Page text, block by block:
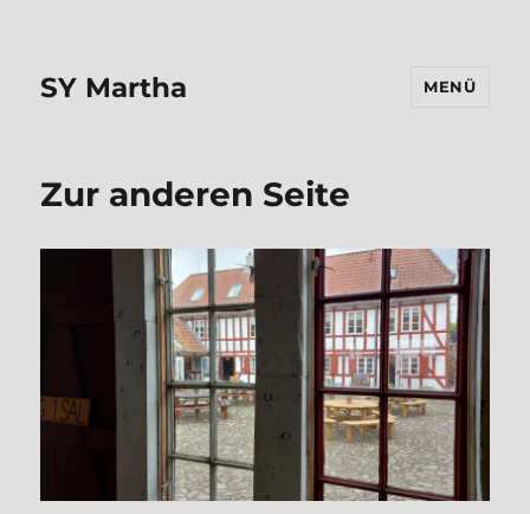
SY Martha MENÜ
Zur anderen Seite